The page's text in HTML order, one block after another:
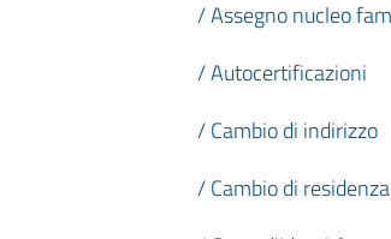
/ Assegno nucleo
/ Autocertificazioni
/ Cambio di indirizzo
/ Cambio di